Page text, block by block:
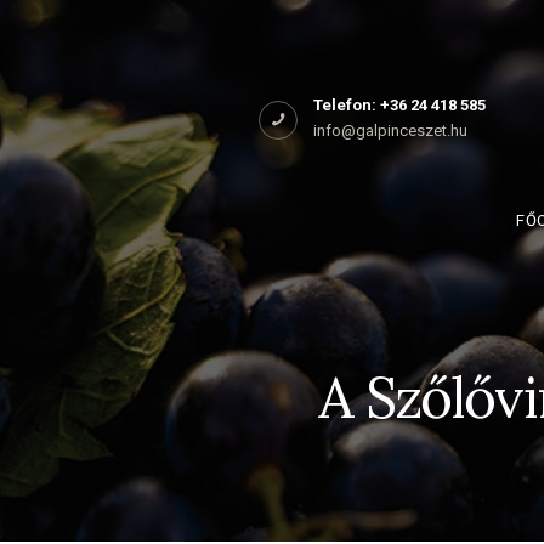
Telefon: +36 24 418 585
info@galpinceszet.hu
A
Főoldal
Rólunk
Birtokaink
Shop
Kapcsolat